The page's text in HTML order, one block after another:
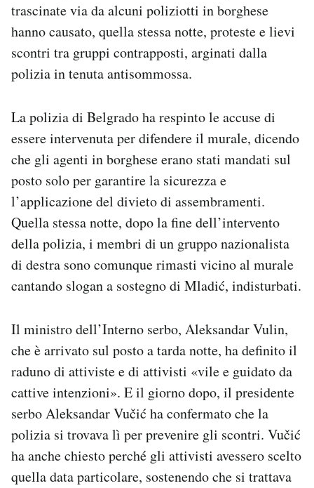
trascinate via da alcuni poliziotti in borghese
hanno causato, quella stessa notte, proteste e lievi
scontri tra gruppi contrapposti, arginati dalla
polizia in tenuta antisommossa.
La polizia di Belgrado ha respinto le accuse di
essere intervenuta per difendere il murale, dicendo
che gli agenti in borghese erano stati mandati sul
posto solo per garantire la sicurezza e
l’applicazione del divieto di assembramenti.
Quella stessa notte, dopo la fine dell’intervento
della polizia, i membri di un gruppo nazionalista
di destra sono comunque rimasti vicino al murale
cantando slogan a sostegno di Mladić, indisturbati.
Il ministro dell’Interno serbo, Aleksandar Vulin,
che è arrivato sul posto a tarda notte, ha definito il
raduno di attiviste e di attivisti «vile e guidato da
cattive intenzioni». E il giorno dopo, il presidente
serbo Aleksandar Vučić ha confermato che la
polizia si trovava lì per prevenire gli scontri. Vučić
ha anche chiesto perché gli attivisti avessero scelto
quella data particolare, sostenendo che si trattava